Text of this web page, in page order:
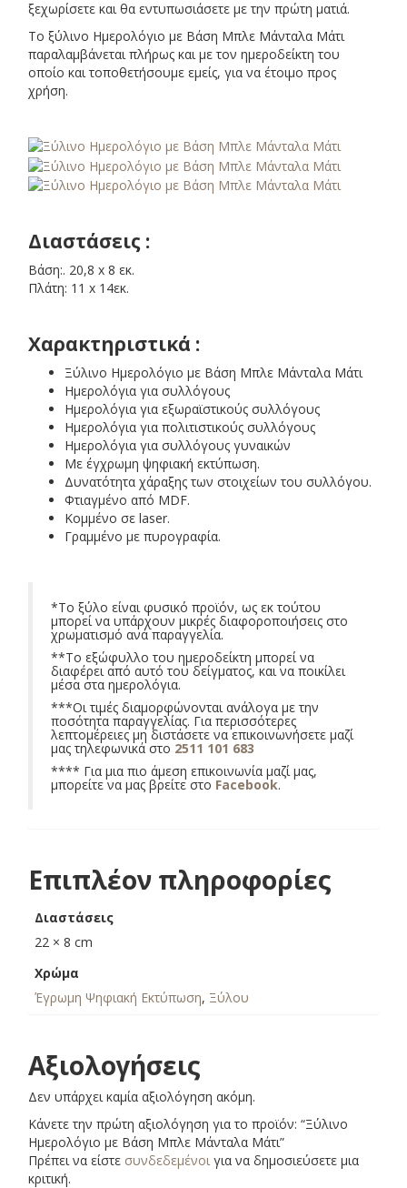
ξεχωρίσετε και θα εντυπωσιάσετε με την πρώτη ματιά.
Το ξύλινο Ημερολόγιο με Βάση Μπλε Μάνταλα Μάτι
παραλαμβάνεται πλήρως και με τον ημεροδείκτη του
οποίο και τοποθετήσουμε εμείς, για να έτοιμο προς
χρήση.
Διαστάσεις :
Βάση:. 20,8 x 8 εκ.
Πλάτη: 11 x 14εκ.
Χαρακτηριστικά :
Ξύλινο Ημερολόγιο με Βάση Μπλε Μάνταλα Μάτι
Ημερολόγια για συλλόγους
Ημερολόγια για εξωραϊστικούς συλλόγους
Ημερολόγια για πολιτιστικούς συλλόγους
Ημερολόγια για συλλόγους γυναικών
Με έγχρωμη ψηφιακή εκτύπωση.
Δυνατότητα χάραξης των στοιχείων του συλλόγου.
Φτιαγμένο από MDF.
Κομμένο σε laser.
Γραμμένο με πυρογραφία.
*Το ξύλο είναι φυσικό προϊόν, ως εκ τούτου
μπορεί να υπάρχουν μικρές διαφοροποιήσεις στο
χρωματισμό ανά παραγγελία.
**Το εξώφυλλο του ημεροδείκτη μπορεί να
διαφέρει από αυτό του δείγματος, και να ποικίλει
μέσα στα ημερολόγια.
***Οι τιμές διαμορφώνονται ανάλογα με την
ποσότητα παραγγελίας. Για περισσότερες
λεπτομέρειες μη διστάσετε να επικοινωνήσετε μαζί
μας τηλεφωνικά στο 2511 101 683
**** Για μια πιο άμεση επικοινωνία μαζί μας,
μπορείτε να μας βρείτε στο Facebook.
Επιπλέον πληροφορίες
Διαστάσεις
22 × 8 cm
Χρώμα
Έγρωμη Ψηφιακή Εκτύπωση, Ξύλου
Αξιολογήσεις
Δεν υπάρχει καμία αξιολόγηση ακόμη.
Κάνετε την πρώτη αξιολόγηση για το προϊόν: “Ξύλινο
Ημερολόγιο με Βάση Μπλε Μάνταλα Μάτι”
Πρέπει να είστε συνδεδεμένοι για να δημοσιεύσετε μια
κριτική.